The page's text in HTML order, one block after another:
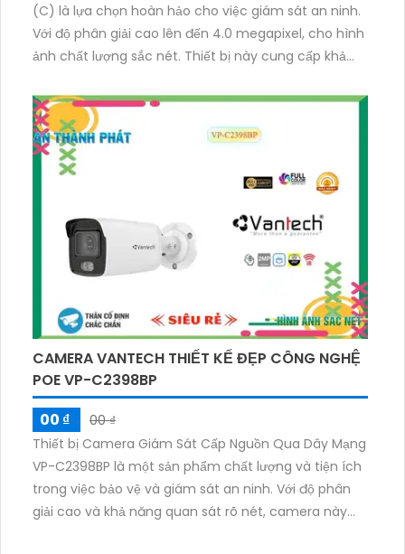
(C) là lựa chọn hoàn hảo cho việc giám sát an ninh.
Với độ phân giải cao lên đến 4.0 megapixel, cho hình
ảnh chất lượng sắc nét. Thiết bị này cung cấp khả
đến 60m, mang lại trải nghiệm xem ban đêm như
ban ngày. Sử dụng công nghệ IP POE tiết kiệm và
đảm bảo không giảm chất lượng hình ảnh. Camera
được thiết kế với thân kim loại chắc chắn, có chức
năng báo động chuyển động để giám sát chi tiết.
CAMERA VANTECH THIẾT KẾ ĐẸP CÔNG NGHỆ
POE VP-C2398BP
00 ₫
00 ₫
Thiết bị Camera Giám Sát Cấp Nguồn Qua Dây Mạng
VP-C2398BP là một sản phẩm chất lượng và tiện ích
trong việc bảo vệ và giám sát an ninh. Với độ phân
giải cao và khả năng quan sát rõ nét, camera này